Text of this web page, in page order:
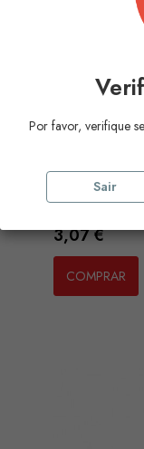
DIABLO
Preço
3,07 €
COMPRAR
Por favor, verifique
Sair